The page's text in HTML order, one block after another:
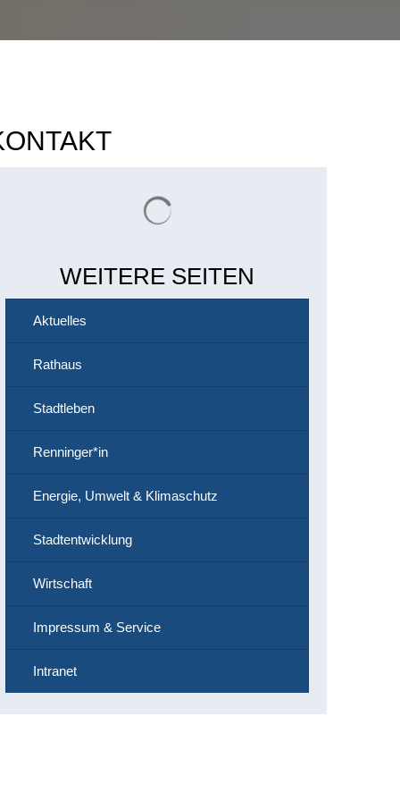
WEITERE SEITEN
Aktuelles
Rathaus
Stadtleben
Renninger*in
Energie, Umwelt & Klimaschutz
Stadtentwicklung
Wirtschaft
Impressum & Service
Intranet